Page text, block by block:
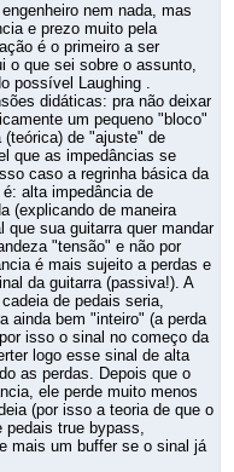
nem nada, mas
e prezo muito pela
é o primeiro a ser
o que sei sobre o assunto,
possível Laughing .
didáticas: pra não deixar
um pequeno "bloco"
de "ajuste" de
que as impedâncias se
caso a regrinha básica da
alta impedância de
(explicando de maneira
sua guitarra quer mandar
"tensão" e não por
é mais sujeito a perdas e
da guitarra (passiva!). A
de pedais seria,
ainda bem "inteiro" (a perda
isso o sinal no começo da
logo esse sinal de alta
as perdas. Depois que o
ele perde muito menos
(por isso a teoria de que o
pedais true bypass,
mais um buffer se o sinal já